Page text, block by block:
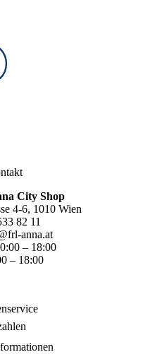
City Shop
4-6, 1010 Wien
82 11
anna.at
– 18:00
– 18:00